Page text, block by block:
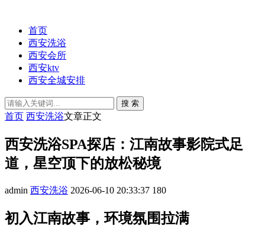
首页
西安洗浴
西安会所
西安ktv
西安全城安排
搜 索
首页 西安洗浴文章正文
西安洗浴SPA探店：江南故事影院式足
道，星空顶下的放松秘境
admin 西安洗浴 2026-06-10 20:33:37 180
初入江南故事，环境氛围拉满